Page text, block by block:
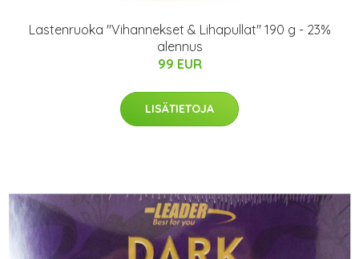
Lastenruoka "Vihannekset & Lihapullat" 190 g - 23%
alennus
99 EUR
LISÄTIETOJA